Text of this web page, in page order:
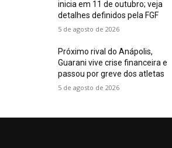
inicia em 11 de outubro; veja
detalhes definidos pela FGF
5 de agosto de 2026
Próximo rival do Anápolis,
Guarani vive crise financeira e
passou por greve dos atletas
5 de agosto de 2026